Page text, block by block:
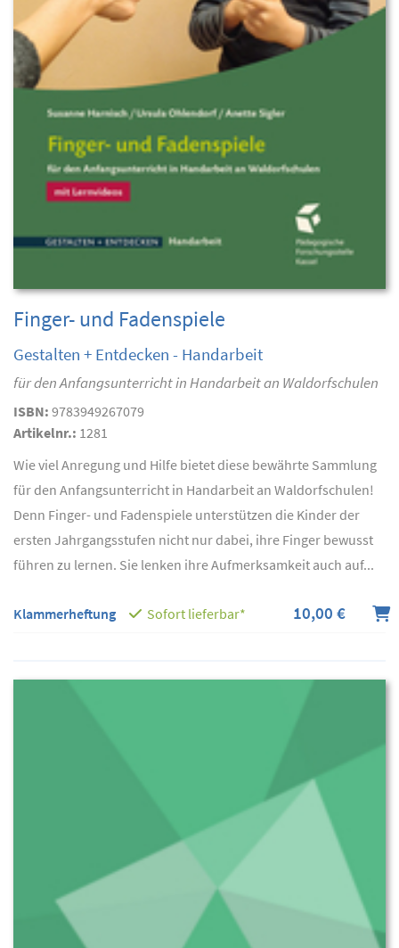
Finger- und Fadenspiele
Gestalten + Entdecken - Handarbeit
für den Anfangsunterricht in Handarbeit an Waldorfschulen
ISBN: 9783949267079
Artikelnr.: 1281
Wie viel Anregung und Hilfe bietet diese bewährte Sammlung
für den Anfangsunterricht in Handarbeit an Waldorfschulen!
Denn Finger- und Fadenspiele unterstützen die Kinder der
ersten Jahrgangsstufen nicht nur dabei, ihre Finger bewusst
führen zu lernen. Sie lenken ihre Aufmerksamkeit auch auf...
Klammerheftung Sofort lieferbar* 10,00 €